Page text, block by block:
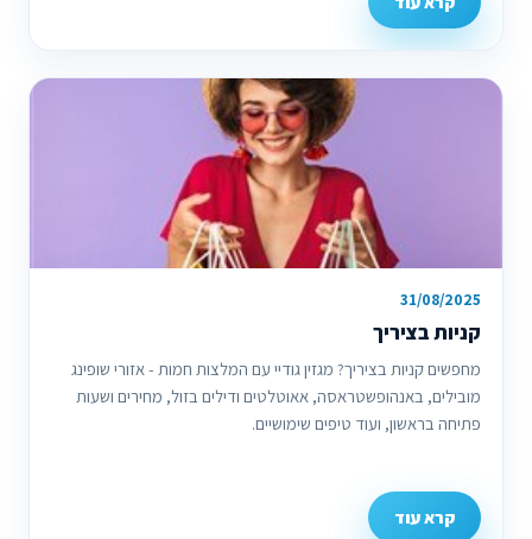
31/08/2025
קניות בציריך
מחפשים קניות בציריך? מגזין גודיי עם המלצות חמות - אזורי שופינג
מובילים, באנהופשטראסה, אאוטלטים ודילים בזול, מחירים ושעות
פתיחה בראשון, ועוד טיפים שימושיים.
קרא עוד